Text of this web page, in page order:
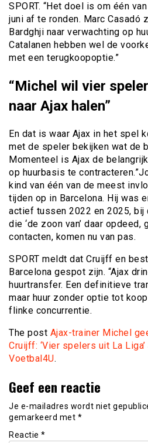
SPORT. “Het doel is om één
juni af te ronden. Marc Casadó
Bardghji naar verwachting op
Catalanen hebben wel de
met een terugkoopoptie.”
“Michel wil vier
naar Ajax halen”
En dat is waar Ajax in het spel
met de speler bekijken wat de
Momenteel is Ajax de
op huurbasis te
kind van één van de meest
tijden op in Barcelona. Hij was
actief tussen 2022 en 2025, bij
die ‘de zoon van’ daar
contacten, komen nu van pas.
SPORT meldt dat Cruijff en
Barcelona gespot zijn. “Ajax
huurtransfer. Een definitieve
maar huur zonder optie tot
flinke concurrentie.
The post Ajax-trainer Michel
Cruijff: ‘Vier spelers uit La Liga’
Voetbal4U.
Geef een reactie
Je e-mailadres wordt niet
gemarkeerd met *
Reactie *